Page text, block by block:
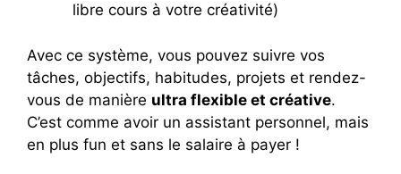
libre cours à votre créativité)
Avec ce système, vous pouvez suivre vos
tâches, objectifs, habitudes, projets et rendez-
vous de manière ultra flexible et créative.
C’est comme avoir un assistant personnel, mais
en plus fun et sans le salaire à payer !